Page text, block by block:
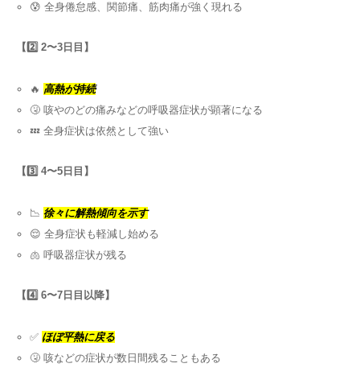
😰 全身倦怠感、関節痛、筋肉痛が強く現れる
【2️⃣ 2〜3日目】
🔥 高熱が持続
🤧 咳やのどの痛みなどの呼吸器症状が顕著になる
💤 全身症状は依然として強い
【3️⃣ 4〜5日目】
📉 徐々に解熱傾向を示す
😌 全身症状も軽減し始める
🫁 呼吸器症状が残る
【4️⃣ 6〜7日目以降】
✅ ほぼ平熱に戻る
🤧 咳などの症状が数日間残ることもある